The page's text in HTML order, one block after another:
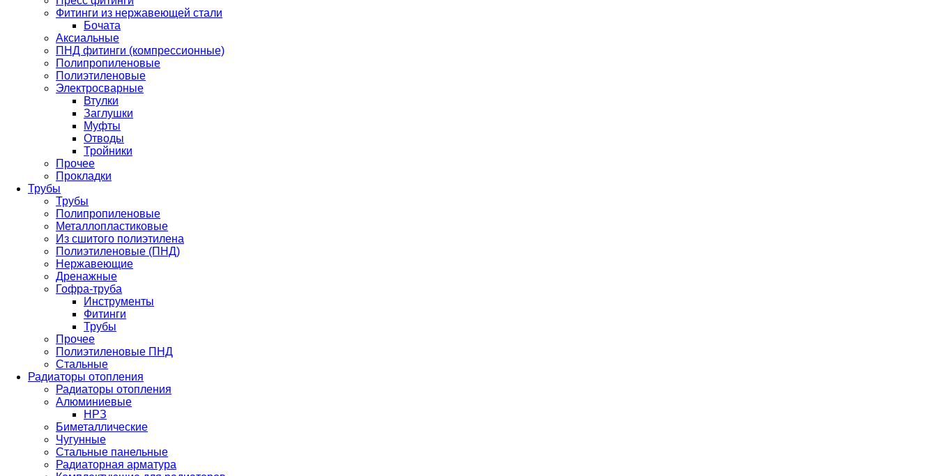
Фитинги из нержавеющей стали
Бочата
Аксиальные
ПНД фитинги (компрессионные)
Полипропиленовые
Полиэтиленовые
Электросварные
Втулки
Заглушки
Муфты
Отводы
Тройники
Прочее
Прокладки
Трубы
Трубы
Полипропиленовые
Металлопластиковые
Из сшитого полиэтилена
Полиэтиленовые (ПНД)
Нержавеющие
Дренажные
Гофра-труба
Инструменты
Фитинги
Трубы
Прочее
Полиэтиленовые ПНД
Стальные
Радиаторы отопления
Радиаторы отопления
Алюминиевые
НРЗ
Биметаллические
Чугунные
Стальные панельные
Радиаторная арматура